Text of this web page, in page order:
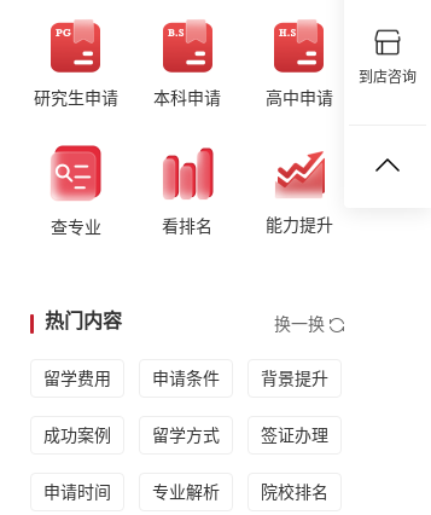
到店咨询
研究生申请 本科申请 高中申请
查专业 看排名 能力提升
热门内容 换一换
留学费用 申请条件 背景提升
成功案例 留学方式 签证办理
申请时间 专业解析 院校排名